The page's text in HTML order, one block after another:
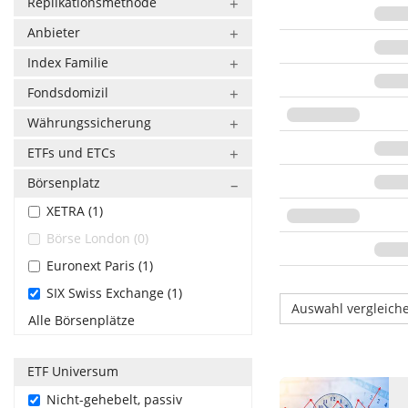
Anbieter
Index Familie
Fondsdomizil
Währungssicherung
ETFs und ETCs
Börsenplatz
XETRA (1)
Börse London (0)
Euronext Paris (1)
SIX Swiss Exchange (1)
Alle Börsenplätze
ETF Universum
Nicht-gehebelt, passiv
Auswahl